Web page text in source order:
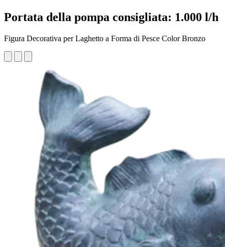
Portata della pompa consigliata: 1.000 l/h
Figura Decorativa per Laghetto a Forma di Pesce Color Bronzo